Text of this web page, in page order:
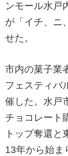
ンモール水戸
が「イチ、ニ
せた。
市内の菓子業
フェスティバ
催した。水戸
チョコレート
トップ奪還と
13年から始ま